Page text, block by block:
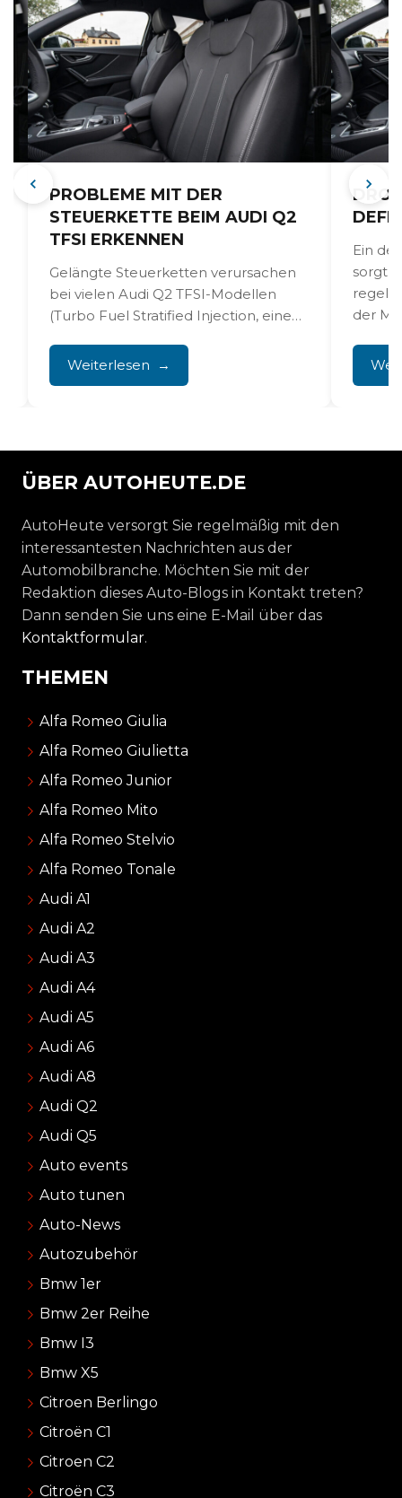
PROBLEME MIT DER
STEUERKETTE BEIM AUDI Q2
TFSI ERKENNEN
Gelängte Steuerketten verursachen
bei vielen Audi Q2 TFSI-Modellen
(Turbo Fuel Stratified Injection, eine
mit direkter Einspritzung) beim
Starten...
Weiterlesen
Ein
sorgt
der
ÜBER AUTOHEUTE.DE
AutoHeute versorgt Sie regelmäßig mit den
interessantesten Nachrichten aus der
Automobilbranche. Möchten Sie mit der
Redaktion dieses Auto-Blogs in Kontakt treten?
Dann senden Sie uns eine E-Mail über das
Kontaktformular.
THEMEN
Alfa Romeo Giulia
Alfa Romeo Giulietta
Alfa Romeo Junior
Alfa Romeo Mito
Alfa Romeo Stelvio
Alfa Romeo Tonale
Audi A1
Audi A2
Audi A3
Audi A4
Audi A5
Audi A6
Audi A8
Audi Q2
Audi Q5
Auto events
Auto tunen
Auto-News
Autozubehör
Bmw 1er
Bmw 2er Reihe
Bmw I3
Bmw X5
Citroen Berlingo
Citroën C1
Citroen C2
Citroën C3